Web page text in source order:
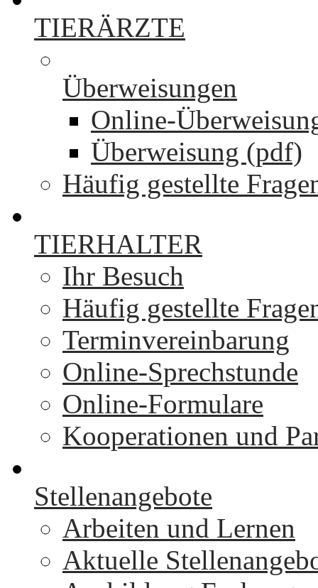
TIERÄRZTE
Überweisungen
Online-
Überweisung (pdf)
Häufig gestellte
TIERHALTER
Ihr Besuch
Häufig gestellte
Terminvereinbarung
Online-Sprechstunde
Online-Formulare
Kooperationen und
Stellenangebote
Arbeiten und Lernen
Aktuelle